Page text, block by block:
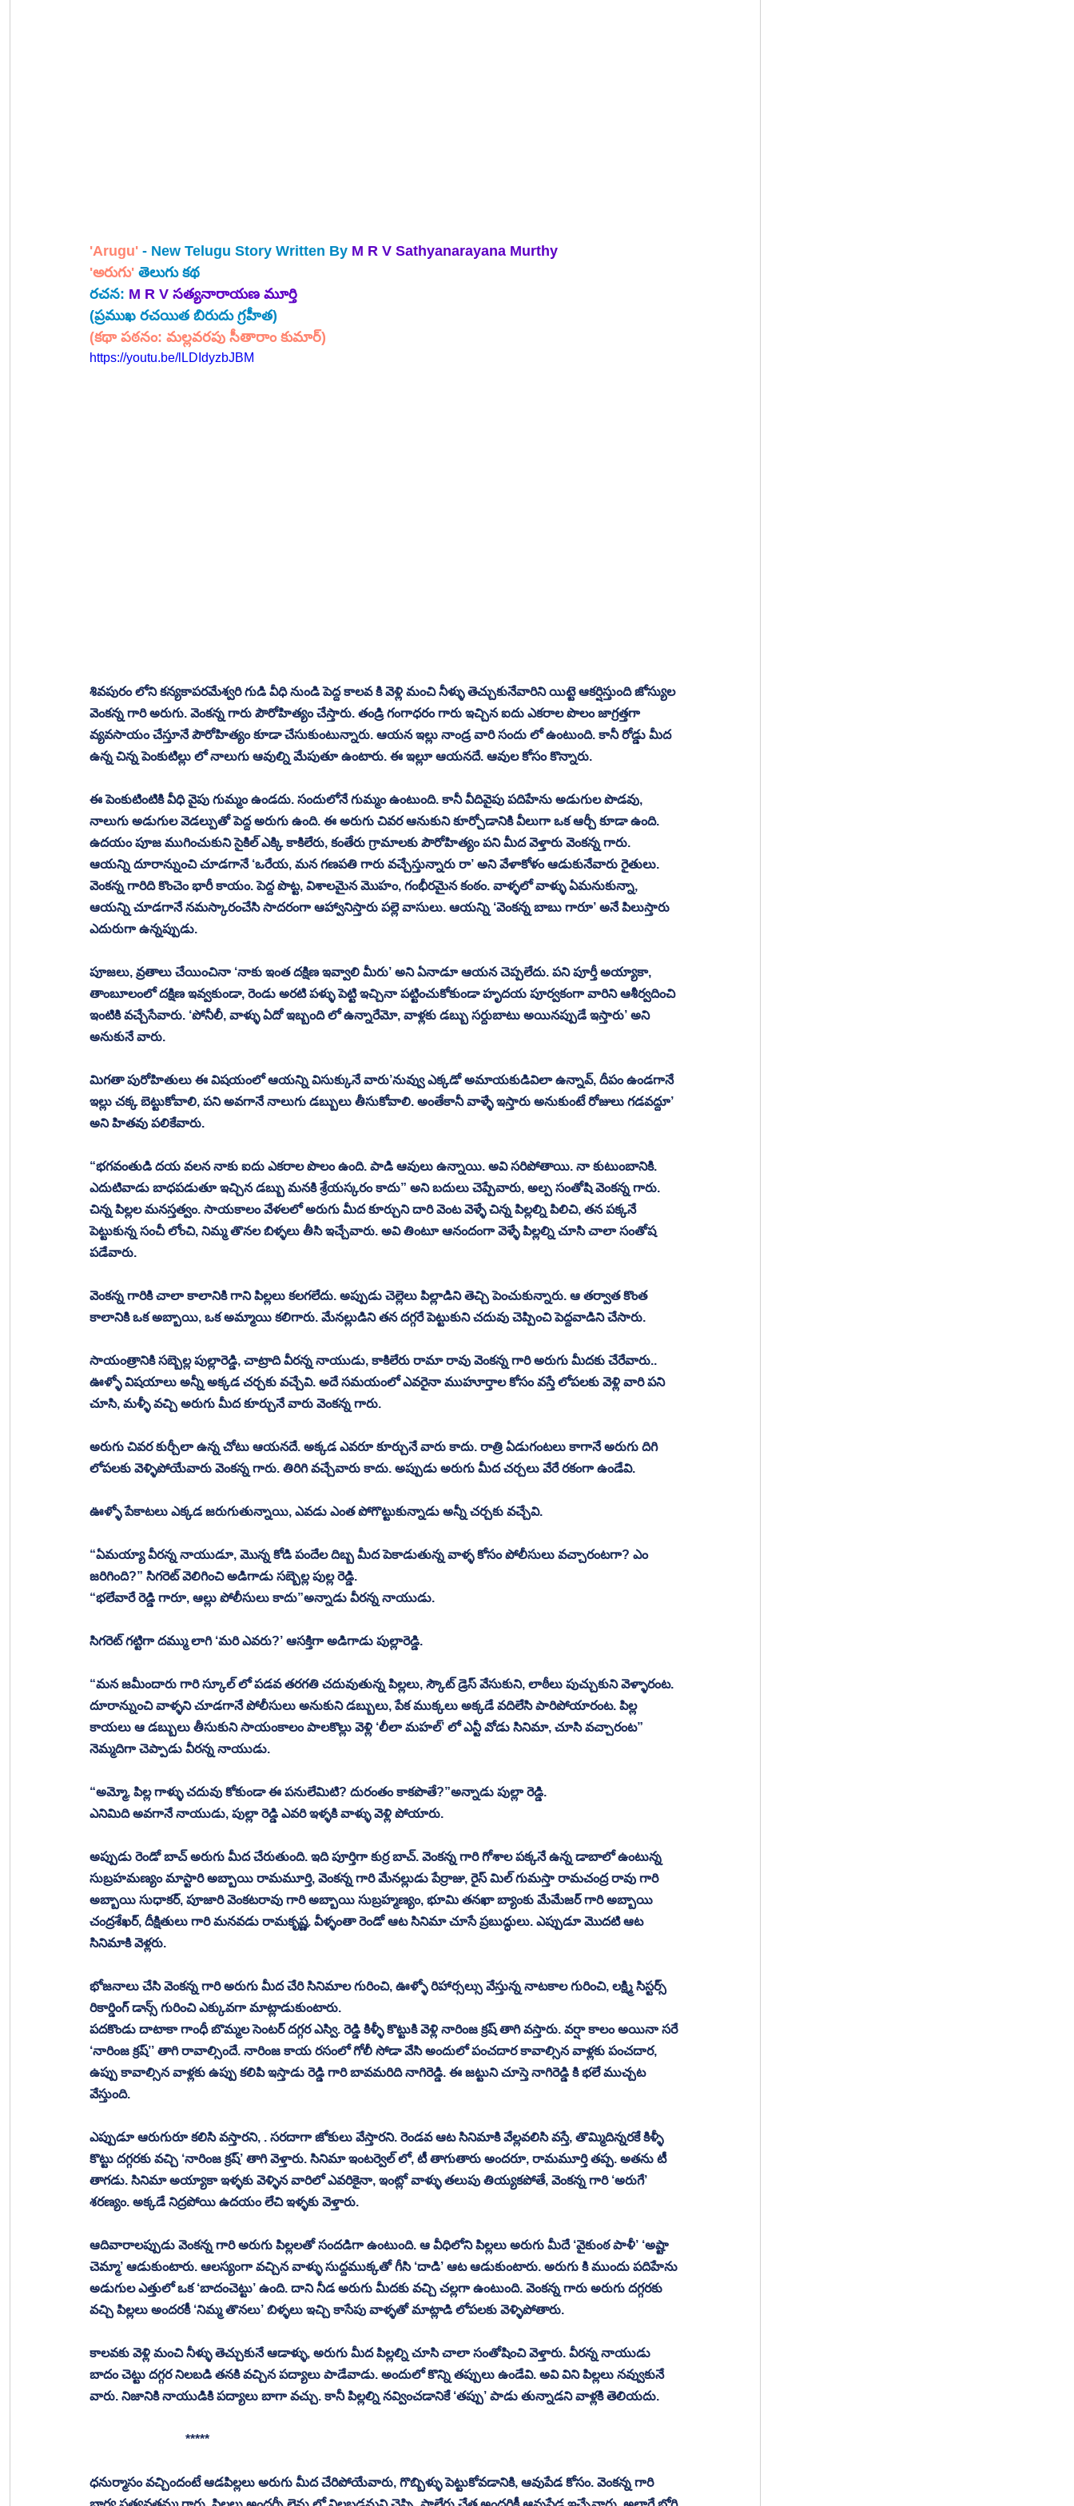
'Arugu' - New Telugu Story Written By M R V Sathyanarayana Murthy
'అరుగు' తెలుగు కథ
రచన: M R V సత్యనారాయణ మూర్తి
(ప్రముఖ రచయిత బిరుదు గ్రహీత)
(కథా పఠనం: మల్లవరపు సీతారాం కుమార్)
https://youtu.be/lLDIdyzbJBM
శివపురం లోని కన్యకాపరమేశ్వరి గుడి వీధి నుండి పెద్ద కాలవ కి వెళ్లి మంచి నీళ్ళు తెచ్చుకునేవారిని యిట్టె ఆకర్షిస్తుంది జోస్యుల
వెంకన్న గారి అరుగు. వెంకన్న గారు పౌరోహిత్యం చేస్తారు. తండ్రి గంగాధరం గారు ఇచ్చిన ఐదు ఎకరాల పొలం జాగ్రత్తగా
వ్యవసాయం చేస్తూనే పౌరోహిత్యం కూడా చేసుకుంటున్నారు. ఆయన ఇల్లు నాండ్ర వారి సందు లో ఉంటుంది. కానీ రోడ్డు మీద
ఉన్న చిన్న పెంకుటిల్లు లో నాలుగు ఆవుల్ని మేపుతూ ఉంటారు. ఈ ఇల్లూ ఆయనదే. ఆవుల కోసం కొన్నారు.
ఈ పెంకుటింటికి వీధి వైపు గుమ్మం ఉండదు. సందులోనే గుమ్మం ఉంటుంది. కానీ వీదివైపు పదిహేను అడుగుల పొడవు,
నాలుగు అడుగుల వెడల్పుతో పెద్ద అరుగు ఉంది. ఈ అరుగు చివర ఆనుకుని కూర్చోడానికి వీలుగా ఒక ఆర్చీ కూడా ఉంది.
ఉదయం పూజ ముగించుకుని సైకిల్ ఎక్కి కాకిలేరు, కంతేరు గ్రామాలకు పౌరోహిత్యం పని మీద వెళ్తారు వెంకన్న గారు.
ఆయన్ని దూరాన్నుంచి చూడగానే ‘ఒరేయ, మన గణపతి గారు వచ్చేస్తున్నారు రా’ అని వేళాకోళం ఆడుకునేవారు రైతులు.
వెంకన్న గారిది కొంచెం భారీ కాయం. పెద్ద పొట్ట, విశాలమైన మొహం, గంభీరమైన కంఠం. వాళ్ళలో వాళ్ళు ఏమనుకున్నా,
ఆయన్ని చూడగానే నమస్కారంచేసి సాదరంగా ఆహ్వానిస్తారు పల్లె వాసులు. ఆయన్ని ‘వెంకన్న బాబు గారూ’ అనే పిలుస్తారు
ఎదురుగా ఉన్నప్పుడు.
పూజలు, వ్రతాలు చేయించినా ‘నాకు ఇంత దక్షిణ ఇవ్వాలి మీరు’ అని ఏనాడూ ఆయన చెప్పలేదు. పని పూర్తీ అయ్యాకా,
తాంబూలంలో దక్షిణ ఇవ్వకుండా, రెండు అరటి పళ్ళు పెట్టి ఇచ్చినా పట్టించుకోకుండా హృదయ పూర్వకంగా వారిని ఆశీర్వదించి
ఇంటికి వచ్చేసేవారు. ‘పోనీలీ, వాళ్ళు ఏదో ఇబ్బంది లో ఉన్నారేమో, వాళ్లకు డబ్బు సర్దుబాటు అయినప్పుడే ఇస్తారు’ అని
అనుకునే వారు.
మిగతా పురోహితులు ఈ విషయంలో ఆయన్ని విసుక్కునే వారు’నువ్వు ఎక్కడో అమాయకుడివిలా ఉన్నావ్, దీపం ఉండగానే
ఇల్లు చక్క బెట్టుకోవాలి, పని అవగానే నాలుగు డబ్బులు తీసుకోవాలి. అంతేకానీ వాళ్ళే ఇస్తారు అనుకుంటే రోజులు గడవద్దూ’
అని హితవు పలికేవారు.
“భగవంతుడి దయ వలన నాకు ఐదు ఎకరాల పొలం ఉంది. పాడి ఆవులు ఉన్నాయి. అవి సరిపోతాయి. నా కుటుంబానికి.
ఎదుటివాడు బాధపడుతూ ఇచ్చిన డబ్బు మనకి శ్రేయస్కరం కాదు” అని బదులు చెప్పేవారు, అల్ప సంతోషి వెంకన్న గారు.
చిన్న పిల్లల మనస్తత్వం. సాయకాలం వేళలలో అరుగు మీద కూర్చుని దారి వెంట వెళ్ళే చిన్న పిల్లల్ని పిలిచి, తన పక్కనే
పెట్టుకున్న సంచీ లోంచి, నిమ్మ తొనల బిళ్ళలు తీసి ఇచ్చేవారు. అవి తింటూ ఆనందంగా వెళ్ళే పిల్లల్ని చూసి చాలా సంతోష
పడేవారు.
వెంకన్న గారికి చాలా కాలానికి గాని పిల్లలు కలగలేదు. అప్పుడు చెల్లెలు పిల్లాడిని తెచ్చి పెంచుకున్నారు. ఆ తర్వాత కొంత
కాలానికి ఒక అబ్బాయి, ఒక అమ్మాయి కలిగారు. మేనల్లుడిని తన దగ్గరే పెట్టుకుని చదువు చెప్పించి పెద్దవాడిని చేసారు.
సాయంత్రానికి సబ్బెల్ల పుల్లారెడ్డి, చాట్రాది వీరన్న నాయుడు, కాకిలేరు రామా రావు వెంకన్న గారి అరుగు మీదకు చేరేవారు..
ఊళ్ళో విషయాలు అన్నీ అక్కడ చర్చకు వచ్చేవి. అదే సమయంలో ఎవరైనా ముహూర్తాల కోసం వస్తే లోపలకు వెళ్లి వారి పని
చూసి, మళ్ళీ వచ్చి అరుగు మీద కూర్చునే వారు వెంకన్న గారు.
అరుగు చివర కుర్చీలా ఉన్న చోటు ఆయనదే. అక్కడ ఎవరూ కూర్చునే వారు కాదు. రాత్రి ఏడుగంటలు కాగానే అరుగు దిగి
లోపలకు వెళ్ళిపోయేవారు వెంకన్న గారు. తిరిగి వచ్చేవారు కాదు. అప్పుడు అరుగు మీద చర్చలు వేరే రకంగా ఉండేవి.
ఊళ్ళో పేకాటలు ఎక్కడ జరుగుతున్నాయి, ఎవడు ఎంత పోగొట్టుకున్నాడు అన్నీ చర్చకు వచ్చేవి.
“ఏమయ్యా వీరన్న నాయుడూ, మొన్న కోడి పందేల దిబ్బ మీద పెకాడుతున్న వాళ్ళ కోసం పోలీసులు వచ్చారంటగా? ఎం
జరిగింది?” సిగరెట్ వెలిగించి అడిగాడు సబ్బెల్ల పుల్ల రెడ్డి.
“భలేవారే రెడ్డి గారూ, ఆల్లు పోలీసులు కాదు”అన్నాడు వీరన్న నాయుడు.
సిగరెట్ గట్టిగా దమ్ము లాగి ‘మరి ఎవరు?’ ఆసక్తిగా అడిగాడు పుల్లారెడ్డి.
“మన జమీందారు గారి స్కూల్ లో పడవ తరగతి చదువుతున్న పిల్లలు, స్కౌట్ డ్రెస్ వేసుకుని, లాఠీలు పుచ్చుకుని వెళ్ళారంట.
దూరాన్నుంచి వాళ్ళని చూడగానే పోలీసులు అనుకుని డబ్బులు, పేక ముక్కలు అక్కడే వదిలేసి పారిపోయారంట. పిల్ల
కాయలు ఆ డబ్బులు తీసుకుని సాయంకాలం పాలకొల్లు వెళ్లి ‘లీలా మహల్’ లో ఎన్టీ వోడు సినిమా, చూసి వచ్చారంట”
నెమ్మదిగా చెప్పాడు వీరన్న నాయుడు.
“అమ్మో, పిల్ల గాళ్ళు చదువు కోకుండా ఈ పనులేమిటి? దురంతం కాకపొతే?”అన్నాడు పుల్లా రెడ్డి.
ఎనిమిది అవగానే నాయుడు, పుల్లా రెడ్డి ఎవరి ఇళ్ళకి వాళ్ళు వెళ్లి పోయారు.
అప్పుడు రెండో బాచ్ అరుగు మీద చేరుతుంది. ఇది పూర్తిగా కుర్ర బాచ్. వెంకన్న గారి గోశాల పక్కనే ఉన్న డాబాలో ఉంటున్న
సుబ్రహమణ్యం మాస్టారి అబ్బాయి రామమూర్తి, వెంకన్న గారి మేనల్లుడు పేర్రాజు, రైస్ మిల్ గుమస్తా రామచంద్ర రావు గారి
అబ్బాయి సుధాకర్, పూజారి వెంకటరావు గారి అబ్బాయి సుబ్రహ్మణ్యం, భూమి తనఖా బ్యాంకు మేమేజర్ గారి అబ్బాయి
చంద్రశేఖర్, దీక్షితులు గారి మనవడు రామకృష్ణ. వీళ్ళంతా రెండో ఆట సినిమా చూసే ప్రబుద్ధులు. ఎప్పుడూ మొదటి ఆట
సినిమాకి వెళ్లరు.
భోజనాలు చేసి వెంకన్న గారి అరుగు మీద చేరి సినిమాల గురించి, ఊళ్ళో రిహార్సల్సు వేస్తున్న నాటకాల గురించి, లక్ష్మి సిస్టర్స్
రికార్డింగ్ డాన్స్ గురించి ఎక్కువగా మాట్లాడుకుంటారు.
పదకొండు దాటాకా గాంధీ బొమ్మల సెంటర్ దగ్గర ఎస్వి. రెడ్డి కిళ్ళీ కొట్టుకి వెళ్లి నారింజ క్రష్ తాగి వస్తారు. వర్షా కాలం అయినా సరే
‘నారింజ క్రష్’’ తాగి రావాల్సిందే. నారింజ కాయ రసంలో గోలీ సోడా వేసి అందులో పంచదార కావాల్సిన వాళ్లకు పంచదార,
ఉప్పు కావాల్సిన వాళ్లకు ఉప్పు కలిపి ఇస్తాడు రెడ్డి గారి బావమరిది నాగిరెడ్డి. ఈ జట్టుని చూస్తె నాగిరెడ్డి కి భలే ముచ్చట
వేస్తుంది.
ఎప్పుడూ ఆరుగురూ కలిసి వస్తారని, . సరదాగా జోకులు వేస్తారని. రెండవ ఆట సినిమాకి వేల్లవలిసి వస్తే, తొమ్మిదిన్నరకే కిళ్ళీ
కొట్టు దగ్గరకు వచ్చి ‘నారింజ క్రష్’ తాగి వెళ్తారు. సినిమా ఇంటర్వెల్ లో, టీ తాగుతారు అందరూ, రామమూర్తి తప్ప. అతను టీ
తాగడు. సినిమా అయ్యాకా ఇళ్ళకు వెళ్ళిన వారిలో ఎవరికైనా, ఇంట్లో వాళ్ళు తలుపు తియ్యకపోతే, వెంకన్న గారి ‘అరుగే’
శరణ్యం. అక్కడే నిద్రపోయి ఉదయం లేచి ఇళ్ళకు వెళ్తారు.
ఆదివారాలప్పుడు వెంకన్న గారి అరుగు పిల్లలతో సందడిగా ఉంటుంది. ఆ వీధిలోని పిల్లలు అరుగు మీదే ‘వైకుంఠ పాళీ’ ‘అష్టా
చెమ్మా’ ఆడుకుంటారు. ఆలస్యంగా వచ్చిన వాళ్ళు సుద్దముక్కతో గీసి ‘దాడి’ ఆట ఆడుకుంటారు. అరుగు కి ముందు పదిహేను
అడుగుల ఎత్తులో ఒక ‘బాదంచెట్టు’ ఉంది. దాని నీడ అరుగు మీదకు వచ్చి చల్లగా ఉంటుంది. వెంకన్న గారు అరుగు దగ్గరకు
వచ్చి పిల్లలు అందరకీ ‘నిమ్మ తొనలు’ బిళ్ళలు ఇచ్చి కాసేపు వాళ్ళతో మాట్లాడి లోపలకు వెళ్ళిపోతారు.
కాలవకు వెళ్లి మంచి నీళ్ళు తెచ్చుకునే ఆడాళ్ళు, అరుగు మీద పిల్లల్ని చూసి చాలా సంతోషించి వెళ్తారు. వీరన్న నాయుడు
బాదం చెట్టు దగ్గర నిలబడి తనకి వచ్చిన పద్యాలు పాడేవాడు. అందులో కొన్ని తప్పులు ఉండేవి. అవి విని పిల్లలు నవ్వుకునే
వారు. నిజానికి నాయుడికి పద్యాలు బాగా వచ్చు. కానీ పిల్లల్ని నవ్వించడానికే ‘తప్పు’ పాడు తున్నాడని వాళ్లకి తెలియదు.
			*****
ధనుర్మాసం వచ్చిందంటే ఆడపిల్లలు అరుగు మీద చేరిపోయేవారు, గొబ్బిళ్ళు పెట్టుకోవడానికి, ఆవుపేడ కోసం. వెంకన్న గారి